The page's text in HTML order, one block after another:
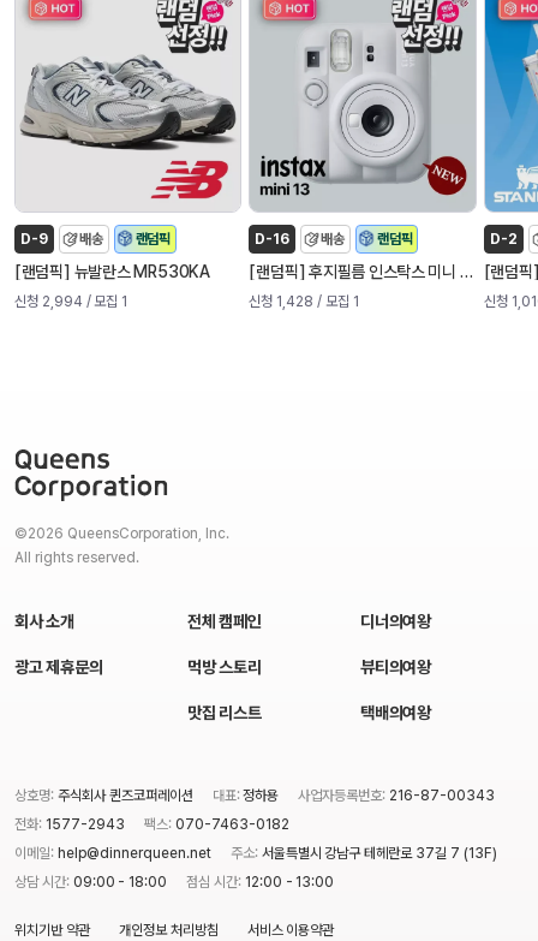
로
D-9 배송 랜덤픽
[랜덤픽 ] 뉴발란스 MR530KA
신청 2,994 / 모집 1
D-16 배송 랜덤픽
[랜덤픽] 후지필름 인스탁스 미니 13 즉석 카메라 (신제품)
신청 1,428 / 모집 1
D-2
[랜덤픽
신청
©2026 QueensCorporation, Inc.
All rights reserved.
회사 소개
광고 제휴문의
전체 캠페인
먹방 스토리
맛집 리스트
디너의여왕
뷰티의여왕
택배의여왕
상호명: 주식회사 퀸즈코퍼레이션 대표:정하용 사업자등록번호: 216-87-00343
전화: 1577-2943 팩스: 070-7463-0182
이메일: help@dinnerqueen.net 주소: 서울특별시 강남구 테헤란로 37길 7 (13F)
상담 시간: 09:00 - 18:00 점심 시간: 12:00 - 13:00
위치기반 약관 개인정보 처리방침 서비스 이용약관